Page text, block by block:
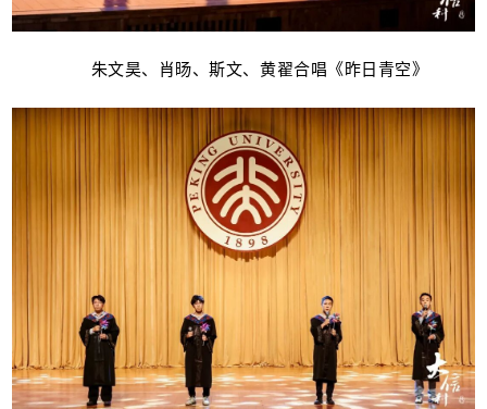
朱文昊、肖旸、斯文、黄翟合唱《昨日青空》